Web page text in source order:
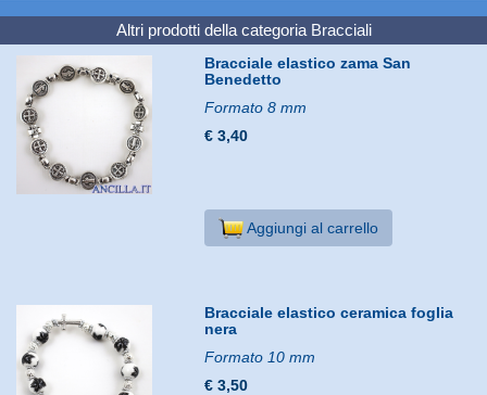
Altri prodotti della categoria Bracciali
Bracciale elastico zama San
Benedetto
Formato 8 mm
€ 3,40
Aggiungi al carrello
Bracciale elastico ceramica foglia
nera
Formato 10 mm
€ 3,50